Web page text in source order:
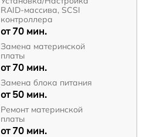
RAID-массива, SCSI
контроллера
от 70 мин.
Замена материнской
платы
от 70 мин.
Замена блока питания
от 50 мин.
Ремонт материнской
платы
от 70 мин.